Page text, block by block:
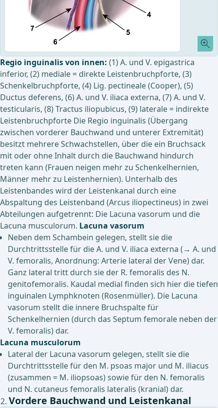
Regio inguinalis von innen: (1) A. und V. epigastrica
inferior, (2) mediale = direkte Leistenbruchpforte, (3)
Schenkelbruchpforte, (4) Lig. pectineale (Cooper), (5)
Ductus deferens, (6) A. und V. iliaca externa, (7) A. und V.
testicularis, (8) Tractus iliopubicus, (9) laterale = indirekte
Leistenbruchpforte Die Regio inguinalis (Übergang
zwischen vorderer Bauchwand und unterer Extremität)
besitzt mehrere Schwachstellen, über die ein Bruchsack
mit oder ohne Inhalt durch die Bauchwand hindurch
treten kann (Frauen neigen mehr zu Schenkelhernien,
Männer mehr zu Leistenhernien). Unterhalb des
Leistenbandes wird der Leistenkanal durch eine
Abspaltung des Leistenband (Arcus iliopectineus) in zwei
Abteilungen aufgetrennt: Die Lacuna vasorum und die
Lacuna musculorum. Lacuna vasorum
Neben dem Schambein gelegen, stellt sie die
Durchtrittsstelle für die A. und V. iliaca externa (→ A. und
V. femoralis, Anordnung: Arterie lateral der Vene) dar.
Ganz lateral tritt durch sie der R. femoralis des N.
genitofemoralis. Kaudal medial finden sich hier die tiefen
inguinalen Lymphknoten (Rosenmüller). Die Lacuna
vasorum stellt die innere Bruchspalte für
Schenkelhernien (durch das Septum femorale neben der
V. femoralis) dar.
Lacuna musculorum
Lateral der Lacuna vasorum gelegen, stellt sie die
Durchtrittsstelle für den M. psoas major und M. iliacus
(zusammen = M. iliopsoas) sowie für den N. femoralis
und N. cutaneus femoralis lateralis (kranial) dar.
Vordere Bauchwand und Leistenkanal